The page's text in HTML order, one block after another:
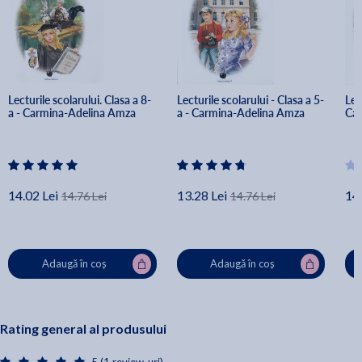
Lecturile scolarului. Clasa a 8-
a - Carmina-Adelina Amza
14.02 Lei 14.76 Lei
Adaugă în coș
Lecturile scolarului - Clasa a 5-
a - Carmina-Adelina Amza
13.28 Lei 14.76 Lei
Adaugă în coș
Rating general al produsului